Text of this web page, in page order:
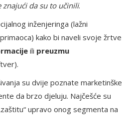
znajući da su to učinili.
inženjeringa (lažni
kako bi naveli svoje žrtve
ili preuzmu
su dvije poznate marketinške
da brzo djeluju. Najčešće su
upravo onog segmenta na